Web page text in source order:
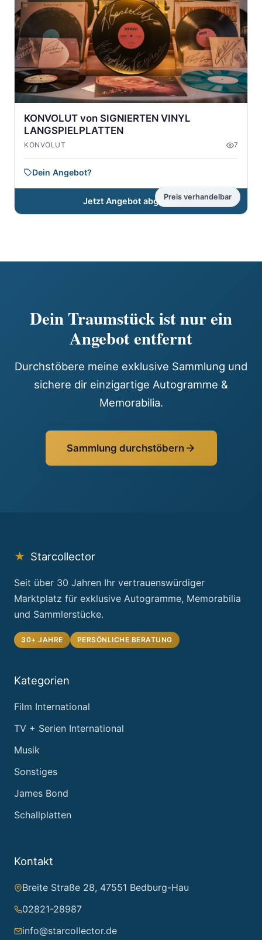
Preis verhandelbar
KONVOLUT von SIGNIERTEN VINYL
LANGSPIELPLATTEN
KONVOLUT 7
Dein Angebot?
Jetzt Angebot abgeben
Dein Traumstück ist nur ein
Angebot entfernt
Durchstöbere meine exklusive Sammlung und
sichere dir einzigartige Autogramme &
Memorabilia.
Sammlung durchstöbern
★ Starcollector
Seit über 30 Jahren Ihr vertrauenswürdiger
Marktplatz für exklusive Autogramme, Memorabilia
und Sammlerstücke.
30+ JAHRE PERSÖNLICHE BERATUNG
Kategorien
Film International
TV + Serien International
Musik
Sonstiges
James Bond
Schallplatten
Kontakt
Breite Straße 28, 47551 Bedburg-Hau
02821-28987
info@starcollector.de